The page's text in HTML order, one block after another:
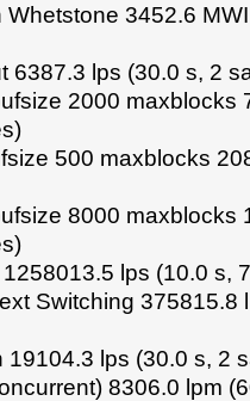
Whetstone 3452.6
6387.3 lps (30.0 s, 2
2000 maxblocks
500 maxblocks
8000 maxblocks
lps (10.0 s,
Switching 375815.8
19104.3 lps (30.0 s, 2
8306.0 lpm